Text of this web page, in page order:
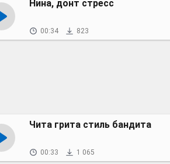
Нина, донт стресс
00:34 823
Чита грита стиль бандита
00:33 1 065